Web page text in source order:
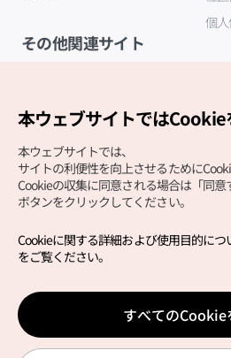
個
その他関連サイト
Copyright (c) Korea Tourism
サイトエラー報告公式メール
japanese@knto.or.kr
本ウェブサイトではCookie
本ウェブサイトでは、
サイトの利便性を向上させるために
Cookieの収集に同意される場合は「同意
ボタンをクリックしてください。
Cookieに関する詳細および使用目的につ
をご覧ください。
すべてのCookie